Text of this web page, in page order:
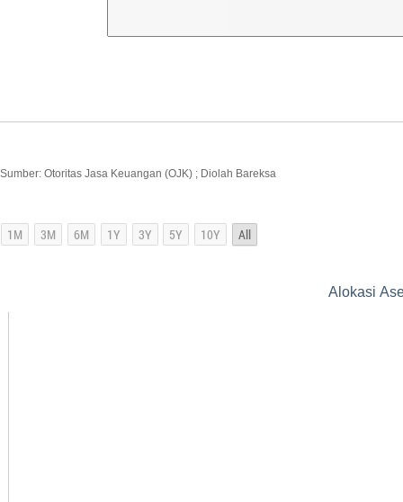
Sumber: Otoritas Jasa Keuangan (OJK) ; Diolah Bareksa
Alokasi